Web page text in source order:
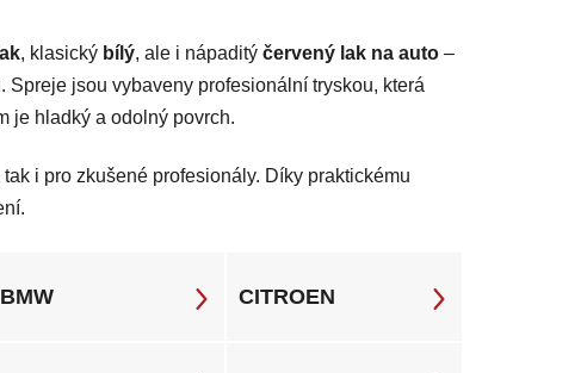
, klasický bílý, ale i nápaditý červený lak na auto –
jsou vybaveny profesionální tryskou, která
je hladký a odolný povrch.
i pro zkušené profesionály. Díky praktickému
BMW CITROEN